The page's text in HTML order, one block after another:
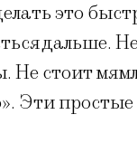
это
дальше.
Не стоит
Эти